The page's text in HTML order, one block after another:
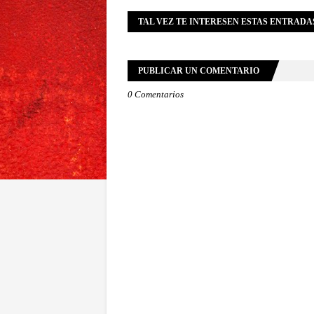
TAL VEZ TE INTERESEN ESTAS
PUBLICAR UN COMENTARIO
0 Comentarios